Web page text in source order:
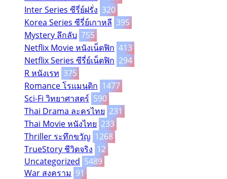
Inter Series ซีรี่ย์ฝรั่ง 320
Korea Series ซีรี่ย์เกาหลี 395
Mystery ลึกลับ 755
Netflix Movie หนังเน็ตฟิก 413
Netflix Series ซีรี่ย์เน็ตฟิก 294
R หนังเรท 375
Romance โรแมนติก 1477
Sci-Fi วิทยาศาสตร์ 590
Thai Drama ละครไทย 231
Thai Movie หนังไทย 233
Thriller ระทึกขวัญ 1268
TrueStory ชีวิตจริง 12
Uncategorized 5489
War สงคราม 91